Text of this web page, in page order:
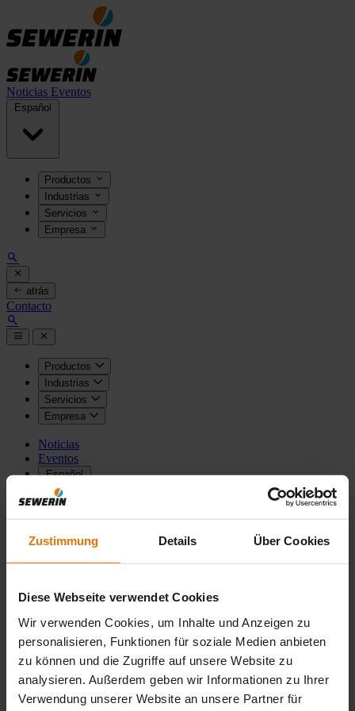
Zustimmung Details Über Cookies
Diese Webseite verwendet Cookies
Wir verwenden Cookies, um Inhalte und Anzeigen zu
personalisieren, Funktionen für soziale Medien anbieten
zu können und die Zugriffe auf unsere Website zu
analysieren. Außerdem geben wir Informationen zu Ihrer
Verwendung unserer Website an unsere Partner für
Noticias Eventos
Español
Productos
Industrias
Servicios
Empresa
atrás
Contacto
Productos
Industrias
Servicios
Empresa
Noticias
Eventos
Español
atrás
atrás
Catálogos
PDF Catálogo_Agua.pdf 3,5 MB
PDF
Catálogo_Biogas.pdf
2,6 MB
PDF Catálogo_Gas.pdf
4,4 MB
PDF Catálogo_Redes.pdf 1,4 MB